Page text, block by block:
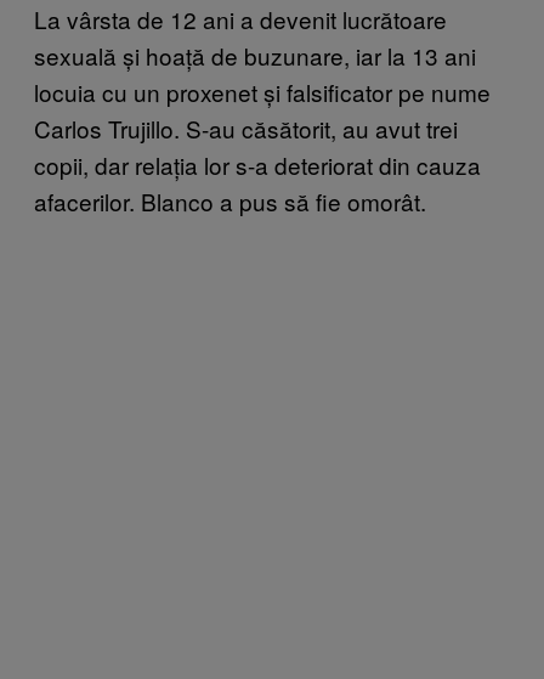
La vârsta de 12 ani a devenit lucrătoare
sexuală și hoață de buzunare, iar la 13 ani
locuia cu un proxenet și falsificator pe nume
Carlos Trujillo. S-au căsătorit, au avut trei
copii, dar relația lor s-a deteriorat din cauza
afacerilor. Blanco a pus să fie omorât.